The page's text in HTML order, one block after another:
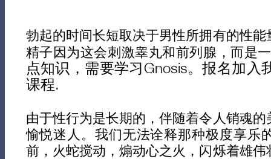
勃起的时间长短取决于男性所拥有的性
精子因为这会刺激睾丸和前列腺，而是
点知识，需要学习Gnosis。报名加入
课程.
由于性行为是长期的，伴随着令人销魂
愉悦迷人。我们无法诠释那种极度享乐
前，火蛇搅动，煽动心之火，闪烁着雄